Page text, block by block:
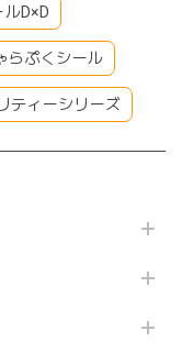
D×D
らぷくシール
ティーシリーズ